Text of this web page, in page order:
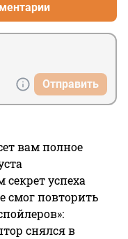
Отправить
вам полное
секрет успеха
смог повторить
снялся в